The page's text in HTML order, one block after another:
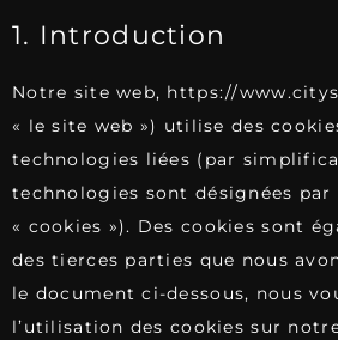
1. Introduction
Notre site web, https://
« le site web ») utilise des
technologies liées (par
technologies sont désignées par
« cookies »). Des cookies sont
des tierces parties que nous
le document ci-dessous, nous
l’utilisation des cookies sur